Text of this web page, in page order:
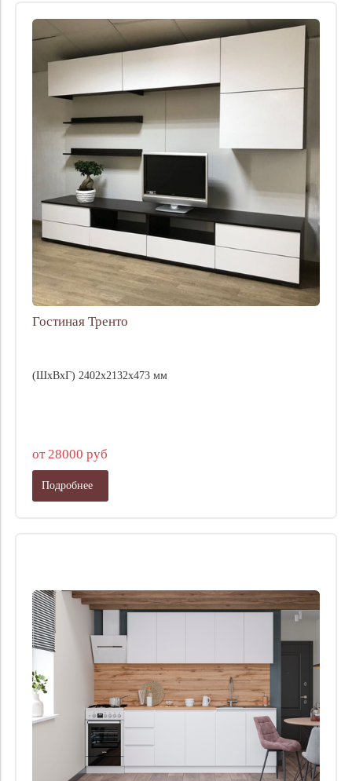
Гостиная Тренто
(ШхВхГ) 2402х2132х473 мм
от 28000 руб
Подробнее